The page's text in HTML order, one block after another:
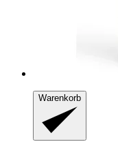
Warenkorb